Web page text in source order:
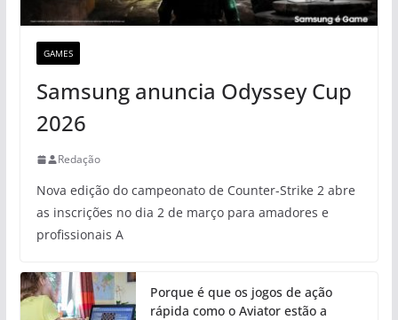
GAMES
Samsung anuncia Odyssey Cup
2026
Redação
Nova edição do campeonato de Counter-Strike 2 abre
as inscrições no dia 2 de março para amadores e
profissionais A
Porque é que os jogos de ação
rápida como o Aviator estão a